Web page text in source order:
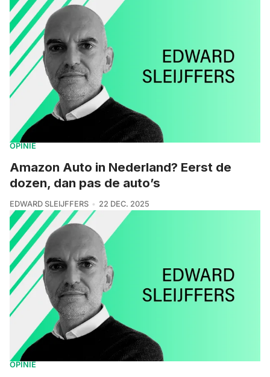
OPINIE
Amazon Auto in Nederland? Eerst de
dozen, dan pas de auto’s
EDWARD SLEIJFFERS 22 DEC. 2025
OPINIE